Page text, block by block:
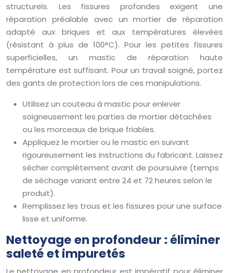
structurels. Les fissures profondes exigent une
réparation préalable avec un mortier de réparation
adapté aux briques et aux températures élevées
(résistant à plus de 100°C). Pour les petites fissures
superficielles, un mastic de réparation haute
température est suffisant. Pour un travail soigné, portez
des gants de protection lors de ces manipulations.
Utilisez un couteau à mastic pour enlever
soigneusement les parties de mortier détachées
ou les morceaux de brique friables.
Appliquez le mortier ou le mastic en suivant
rigoureusement les instructions du fabricant. Laissez
sécher complètement avant de poursuivre (temps
de séchage variant entre 24 et 72 heures selon le
produit).
Remplissez les trous et les fissures pour une surface
lisse et uniforme.
Nettoyage en profondeur : éliminer
saleté et impuretés